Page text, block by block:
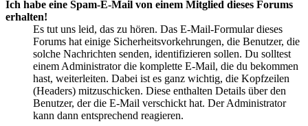
Ich habe eine Spam-E-Mail von einem Mitglied dieses Forums
erhalten!
Es tut uns leid, das zu hören. Das E-Mail-Formular dieses
Forums hat einige Sicherheitsvorkehrungen, die Benutzer, die
solche Nachrichten senden, identifizieren sollen. Du solltest
einem Administrator die komplette E-Mail, die du bekommen
hast, weiterleiten. Dabei ist es ganz wichtig, die Kopfzeilen
(Headers) mitzuschicken. Diese enthalten Details über den
Benutzer, der die E-Mail verschickt hat. Der Administrator
kann dann entsprechend reagieren.